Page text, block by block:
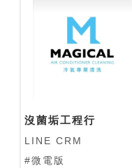
沒菌垢工程行
LINE CRM
#微電版